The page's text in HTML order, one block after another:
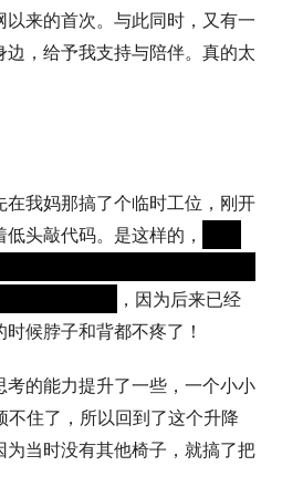
来的首次。与此同时，又有一
，给予我支持与陪伴。真的太
在我妈那搞了个临时工位，刚开
头敲代码。是这样的，
，因为后来已经
候脖子和背都不疼了！
考的能力提升了一些，一个小小
住了，所以回到了这个升降
当时没有其他椅子，就搞了把